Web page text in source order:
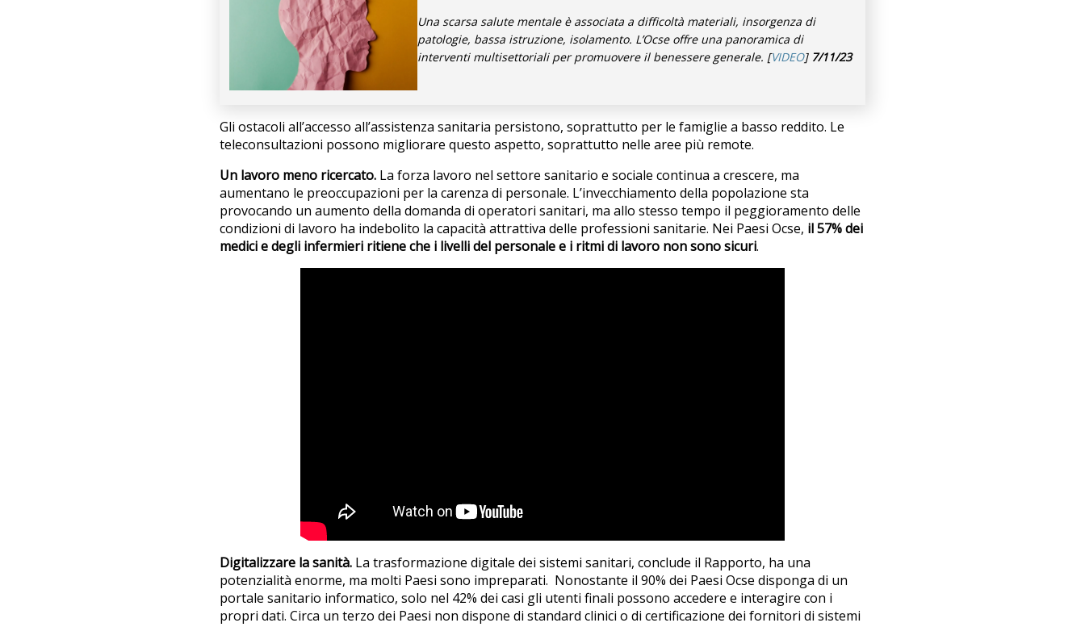
Una scarsa salute mentale è associata a difficoltà materiali, insorgenza di
patologie, bassa istruzione, isolamento. L’Ocse offre una panoramica di
interventi multisettoriali per promuovere il benessere generale. [VIDEO] 7/11/23
Gli ostacoli all’accesso all’assistenza sanitaria persistono, soprattutto per le famiglie a basso reddito. Le
teleconsultazioni possono migliorare questo aspetto, soprattutto nelle aree più remote.
Un lavoro meno ricercato. La forza lavoro nel settore sanitario e sociale continua a crescere, ma
aumentano le preoccupazioni per la carenza di personale. L’invecchiamento della popolazione sta
provocando un aumento della domanda di operatori sanitari, ma allo stesso tempo il peggioramento delle
condizioni di lavoro ha indebolito la capacità attrattiva delle professioni sanitarie. Nei Paesi Ocse, il 57% dei
medici e degli infermieri ritiene che i livelli del personale e i ritmi di lavoro non sono sicuri.
Digitalizzare la sanità. La trasformazione digitale dei sistemi sanitari, conclude il Rapporto, ha una
potenzialità enorme, ma molti Paesi sono impreparati. Nonostante il 90% dei Paesi Ocse disponga di un
portale sanitario informatico, solo nel 42% dei casi gli utenti finali possono accedere e interagire con i
propri dati. Circa un terzo dei Paesi non dispone di standard clinici o di certificazione dei fornitori di sistemi